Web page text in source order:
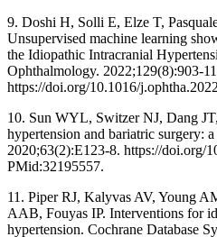
9. Doshi H, Solli E, Elze T,
Unsupervised machine learning
the Idiopathic Intracranial
Ophthalmology. 2022;129(8):903-
https://doi.org/10.1016/
10. Sun WYL, Switzer NJ, Dang
hypertension and bariatric surgery:
2020;63(2):E123-8. https://doi.org/
PMid:32195557.
11. Piper RJ, Kalyvas AV, Young
AAB, Fouyas IP. Interventions for
hypertension. Cochrane Database